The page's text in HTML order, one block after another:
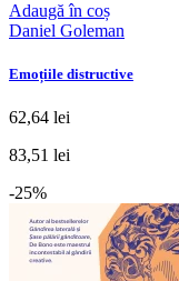
Adaugă în coș
Daniel Goleman
Emoțiile distructive
62,64 lei
83,51 lei
-25%